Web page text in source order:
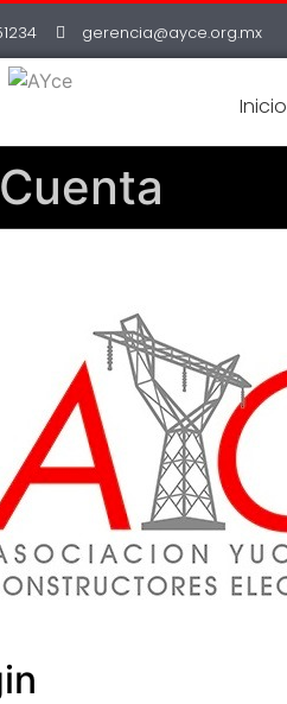
gerencia@ayce.org.mx
Inicio